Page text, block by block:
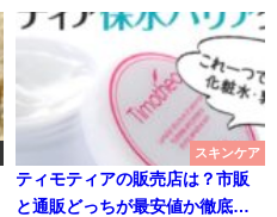
スキンケア
ティモティアの販売店は？市販
と通販どっちが最安値か徹底比